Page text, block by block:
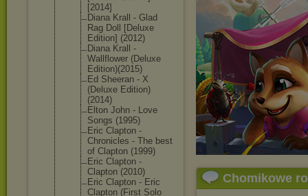
[2014]
Diana Krall - Glad
Rag Doll [Deluxe
Edition] (2012)
Diana Krall -
Wallflower (Deluxe
Edition)(2015)
Ed Sheeran - X
(Deluxe Edition)
(2014)
Elton John - Love
Songs (1995)
Eric Clapton -
Chronicles - The best
of Clapton (1999)
Eric Clapton -
Clapton (2010)
Eric Clapton - Eric
Clapton (First Solo
Chomikowe